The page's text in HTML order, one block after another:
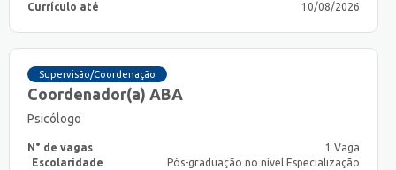
Currículo até
10/08/2026
Supervisão/Coordenação
Coordenador(a) ABA
Psicólogo
N° de vagas
1 Vaga
Escolaridade
Pós-graduação no nível Especialização